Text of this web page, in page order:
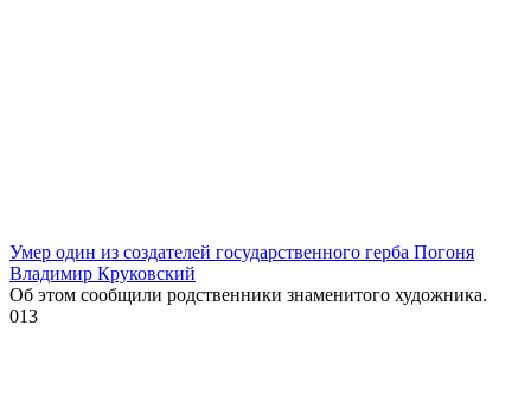
Умер один из создателей государственного герба Погоня
Владимир Круковский
Об этом сообщили родственники знаменитого художника.
013